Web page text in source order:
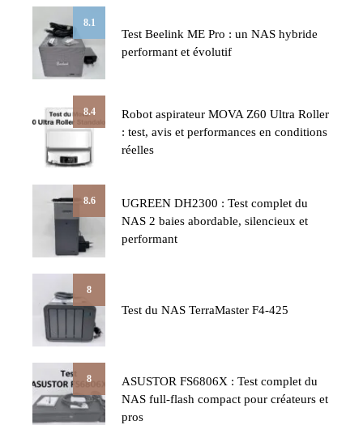
8.1
Test Beelink ME Pro : un NAS hybride
performant et évolutif
8.4
Robot aspirateur MOVA Z60 Ultra Roller
: test, avis et performances en conditions
réelles
8.6
UGREEN DH2300 : Test complet du
NAS 2 baies abordable, silencieux et
performant
8
Test du NAS TerraMaster F4-425
8
ASUSTOR FS6806X : Test complet du
NAS full-flash compact pour créateurs et
pros